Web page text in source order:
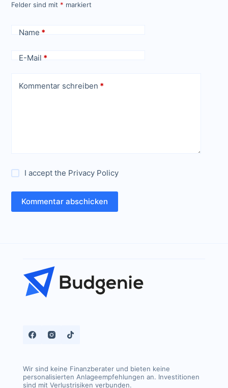
Felder sind mit * markiert
Name *
E-Mail *
Kommentar schreiben *
I accept the Privacy Policy
Kommentar abschicken
Wir sind keine Finanzberater und bieten keine
personalisierten Anlageempfehlungen an. Investitionen
sind mit Verlustrisiken verbunden.